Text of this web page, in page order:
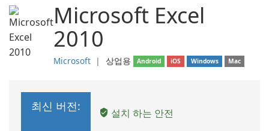
Microsoft Excel
2010
Microsoft ❘ 상업용 Android iOS Windows Mac
최신 버전: 설치 하는 안전